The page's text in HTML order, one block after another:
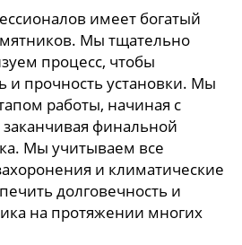
имеет богатый
Мы тщательно
процесс, чтобы
и прочность установки. Мы
работы, начиная с
заканчивая финальной
Мы учитываем все
и климатические
долговечность и
на протяжении многих